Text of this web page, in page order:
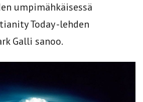
umpimähkäisessä
Today -lehden
Galli sanoo.